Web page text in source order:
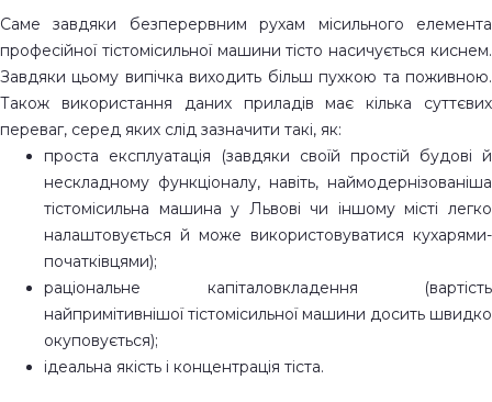
Саме завдяки безперервним рухам місильного елемента
професійної тістомісильної машини тісто насичується киснем.
Завдяки цьому випічка виходить більш пухкою та поживною.
Також використання даних приладів має кілька суттєвих
переваг, серед яких слід зазначити такі, як:
проста експлуатація (завдяки своїй простій будові й
нескладному функціоналу, навіть, наймодернізованіша
тістомісильна машина у Львові чи іншому місті легко
налаштовується й може використовуватися кухарями-
початківцями);
раціональне капіталовкладення (вартість
найпримітивнішої тістомісильної машини досить швидко
окуповується);
ідеальна якість і концентрація тіста.